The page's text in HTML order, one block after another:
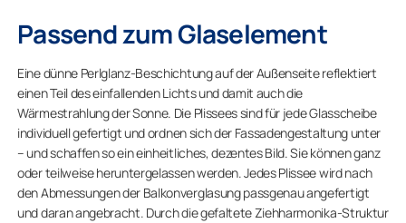
Passend zum Glaselement
Eine dünne Perlglanz-Beschichtung auf der Außenseite reflektiert
einen Teil des einfallenden Lichts und damit auch die
Wärmestrahlung der Sonne. Die Plissees sind für jede Glasscheibe
individuell gefertigt und ordnen sich der Fassadengestaltung unter
– und schaffen so ein einheitliches, dezentes Bild. Sie können ganz
oder teilweise heruntergelassen werden. Jedes Plissee wird nach
den Abmessungen der Balkonverglasung passgenau angefertigt
und daran angebracht. Durch die gefaltete Ziehharmonika-Struktur